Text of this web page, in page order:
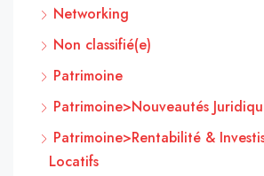
Networking
Non classifié(e)
Patrimoine
Patrimoine>Nouveautés
Patrimoine>Rentabilité &
Locatifs